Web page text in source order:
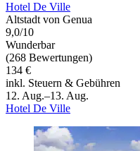
Hotel De Ville
Altstadt von Genua
9,0/10
Wunderbar
(268 Bewertungen)
134 €
inkl. Steuern & Gebühren
12. Aug.–13. Aug.
Hotel De Ville